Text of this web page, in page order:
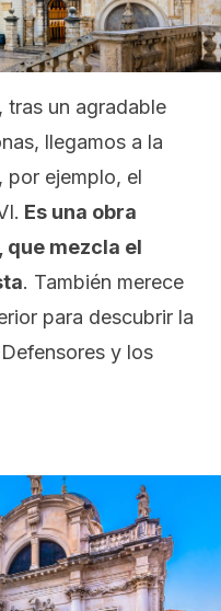
tras un agradable
llegamos a la
por ejemplo, el
Es una obra
que mezcla el
. También merece
para descubrir la
y los